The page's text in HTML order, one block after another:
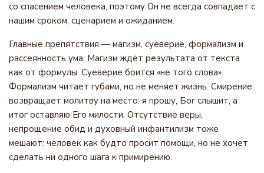
со спасением человека, поэтому Он не всегда совпадает с
нашим сроком, сценарием и ожиданием.
Главные препятствия — магизм, суеверие, формализм и
рассеянность ума. Магизм ждёт результата от текста
как от формулы. Суеверие боится «не того слова».
Формализм читает губами, но не меняет жизнь. Смирение
возвращает молитву на место: я прошу, Бог слышит, а
итог оставляю Его милости. Отсутствие веры,
непрощение обид и духовный инфантилизм тоже
мешают: человек как будто просит помощи, но не хочет
сделать ни одного шага к примирению.